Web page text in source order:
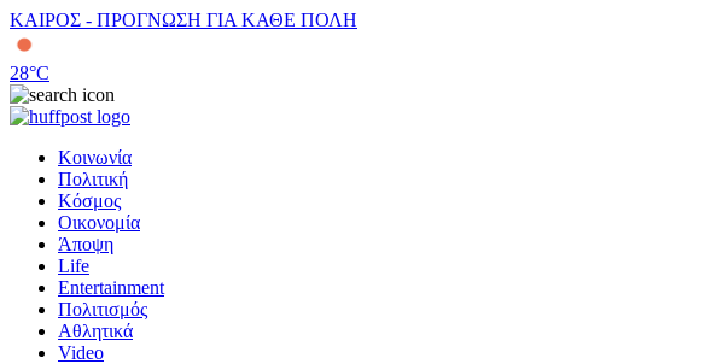
ΚΑΙΡΟΣ - ΠΡΟΓΝΩΣΗ ΓΙΑ ΚΑΘΕ ΠΟΛΗ
28°C
Κοινωνία
Πολιτική
Κόσμος
Οικονομία
Άποψη
Life
Entertainment
Πολιτισμός
Αθλητικά
Video